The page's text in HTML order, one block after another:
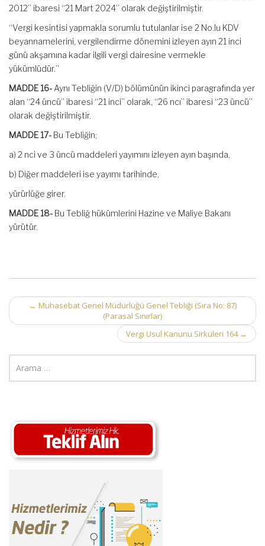
2012” ibaresi “21 Mart 2024” olarak değiştirilmiştir.
“Vergi kesintisi yapmakla sorumlu tutulanlar ise 2 No.lu KDV
beyannamelerini, vergilendirme dönemini izleyen ayın 21 inci
günü akşamına kadar ilgili vergi dairesine vermekle
yükümlüdür.”
MADDE 16- Aynı Tebliğin (V/D) bölümünün ikinci paragrafında yer
alan “24 üncü” ibaresi “21 inci” olarak, “26 ncı” ibaresi “23 üncü”
olarak değiştirilmiştir.
MADDE 17- Bu Tebliğin;
a) 2 nci ve 3 üncü maddeleri yayımını izleyen ayın başında,
b) Diğer maddeleri ise yayımı tarihinde,
yürürlüğe girer.
MADDE 18- Bu Tebliğ hükümlerini Hazine ve Maliye Bakanı
yürütür.
Post
navigation
← Muhasebat Genel Müdürlüğü Genel Tebliği (Sıra No: 87)
(Parasal Sınırlar)
Vergi Usul Kanunu Sirküleri 164 →